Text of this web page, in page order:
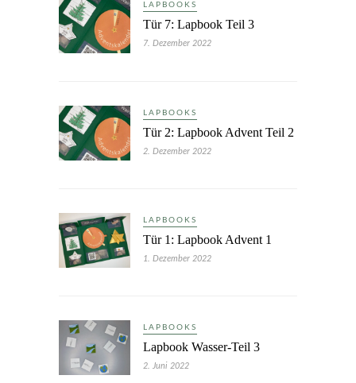
LAPBOOKS
Tür 7: Lapbook Teil 3
7. Dezember 2022
LAPBOOKS
Tür 2: Lapbook Advent Teil 2
2. Dezember 2022
LAPBOOKS
Tür 1: Lapbook Advent 1
1. Dezember 2022
LAPBOOKS
Lapbook Wasser-Teil 3
2. Juni 2022